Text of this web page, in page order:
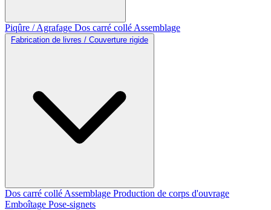
Piqûre / Agrafage Dos carré collé Assemblage
Fabrication de livres / Couverture rigide
Dos carré collé Assemblage Production de corps d'ouvrage
Emboîtage Pose-signets